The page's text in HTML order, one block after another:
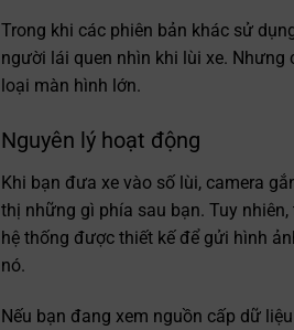
Trong khi các phiên bản khác sử
người lái quen nhìn khi lùi xe.
loại màn hình lớn.
Nguyên lý hoạt động
Khi bạn đưa xe vào số lùi, camera
thị những gì phía sau bạn. Tuy
hệ thống được thiết kế để gửi hình
nó.
Nếu bạn đang xem nguồn cấp dữ